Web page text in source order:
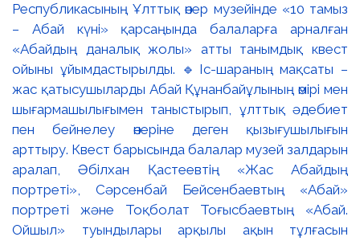
Республикасының Ұлттық өнер музейінде «10 тамыз
– Абай күні» қарсаңында балаларға арналған
«Абайдың даналық жолы» атты танымдық квест
ойыны ұйымдастырылды. 🔹Іс-шараның мақсаты –
жас қатысушыларды Абай Құнанбайұлының өмірі мен
шығармашылығымен таныстырып, ұлттық әдебиет
пен бейнелеу өнеріне деген қызығушылығын
арттыру. Квест барысында балалар музей залдарын
аралап, Әбілхан Қастеевтің «Жас Абайдың
портреті», Сәрсенбай Бейсенбаевтың «Абай»
портреті және Тоқболат Тоғысбаевтың «Абай.
Ойшыл» туындылары арқылы ақын тұлғасын